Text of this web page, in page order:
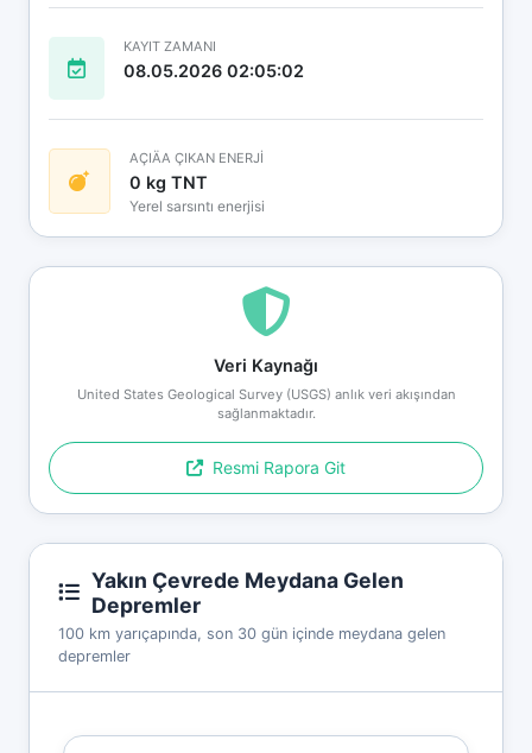
KAYIT ZAMANI
08.05.2026 02:05:02
AÇIÄA ÇIKAN ENERJİ
0 kg TNT
Yerel sarsıntı enerjisi
Veri Kaynağı
United States Geological Survey (USGS) anlık veri akışından
sağlanmaktadır.
Resmi Rapora Git
Yakın Çevrede Meydana Gelen
Depremler
100 km yarıçapında, son 30 gün içinde meydana gelen
depremler